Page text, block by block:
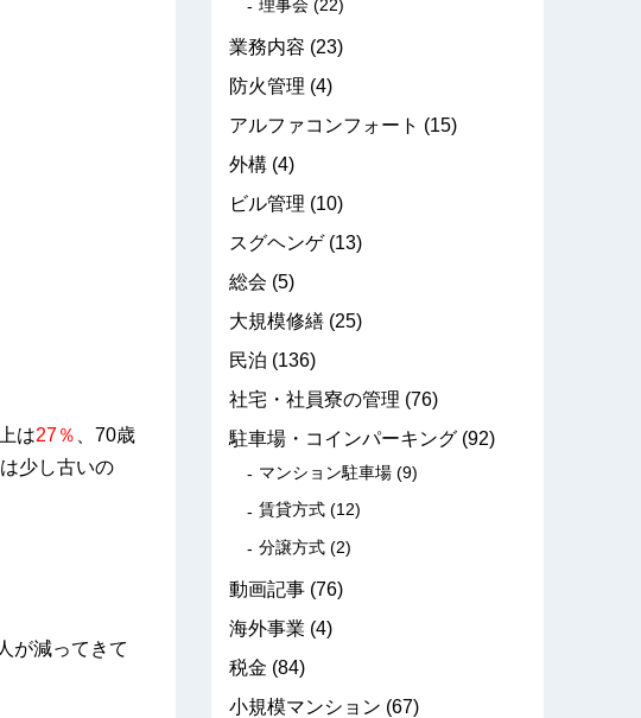
は27％ 、70歳
少し古いの
が減ってきて
理事会 (22)
業務内容 (23)
防火管理 (4)
アルファコンフォート (15)
外構 (4)
ビル管理 (10)
スグヘンゲ(13)
総会 (5)
大規模修繕 (25)
民泊 (136)
社宅・社員寮の管理 (76)
駐車場・コインパーキング (92)
マンション駐車場 (9)
賃貸方式 (12)
分譲方式 (2)
動画記事 (76)
海外事業 (4)
税金 (84)
小規模マンション (67)